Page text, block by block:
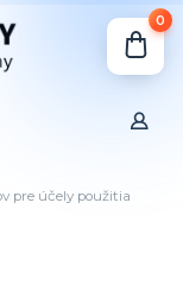
0
pre účely použitia